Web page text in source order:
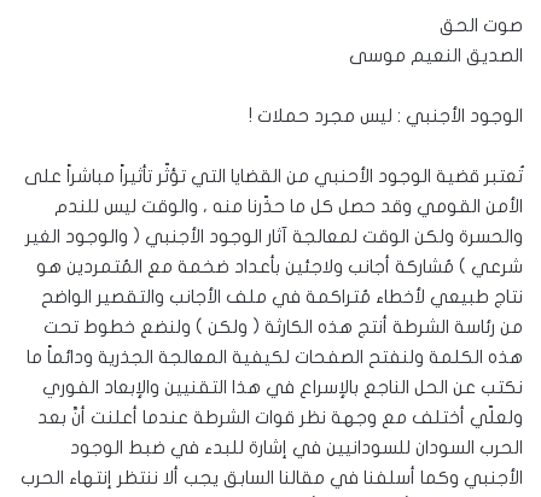
صوت الحق
الصديق النعيم موسى
الوجود الأجنبي : ليس مجرد حملات !
تُعتبر قضية الوجود الأحنبي من القضايا التي تؤثّر تأثيراً مباشراً على
الأمن القومي وقد حصل كل ما حذّرنا منه ، والوقت ليس للندم
والحسرة ولكن الوقت لمعالجة آثار الوجود الأجنبي ( والوجود الغير
شرعي ) مُشاركة أجانب ولاجئين بأعداد ضخمة مع المُتمردين هو
نتاج طبيعي لأخطاء مُتراكمة في ملف الأجانب والتقصير الواضح
من رئاسة الشرطة أنتج هذه الكارثة ( ولكن ) ولنضع خطوط تحت
هذه الكلمة ولنفتح الصفحات لكيفية المعالجة الجذرية ودائماً ما
نكتب عن الحل الناجع بالإسراع في هذا التقنيين والإبعاد الفوري
ولعلّي أختلف مع وجهة نظر قوات الشرطة عندما أعلنت أنَّ بعد
الحرب السودان للسودانيين في إشارة للبدء في ضبط الوجود
الأجنبي وكما أسلفنا في مقالنا السابق يجب ألا ننتظر إنتهاء الحرب